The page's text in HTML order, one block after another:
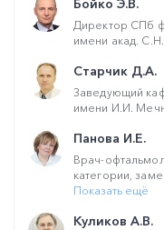
Бойко Э.В.
Директор СПб
имени акад.
Старчик Д.А.
Заведующий
имени И.И.
Панова И.Е.
Врач-
категории,
Показать ещё
Куликов А.В.